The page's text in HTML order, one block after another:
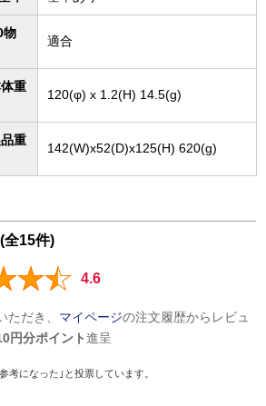
物
適合
重
120(φ) x 1.2(H) 14.5(g)
重
142(W)x52(D)x125(H) 620(g)
全15件)
4.6
だき、 マイページの注文履歴からレビュ
円分ポイント進呈
考になった｣と投票しています。